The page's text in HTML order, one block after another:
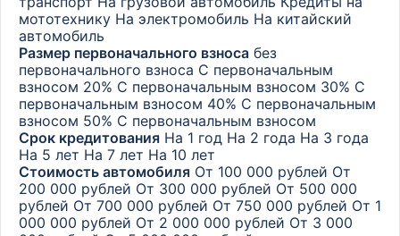
мототехнику На электромобиль На китайский
автомобиль
Размер первоначального взноса без
первоначального взноса С первоначальным
взносом 20% С первоначальным взносом 30% С
первоначальным взносом 40% С первоначальным
взносом 50% С первоначальным взносом
Срок кредитования На 1 год На 2 года На 3 года
На 5 лет На 7 лет На 10 лет
Стоимость автомобиля От 100 000 рублей От
200 000 рублей От 300 000 рублей От 500 000
рублей От 700 000 рублей От 750 000 рублей От 1
000 000 рублей От 2 000 000 рублей От 3 000